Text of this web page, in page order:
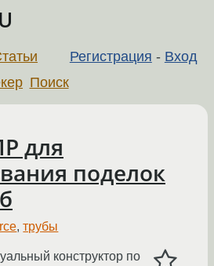
Регистрация - Вход
Поиск
для
поделок
,трубы
конструктор по